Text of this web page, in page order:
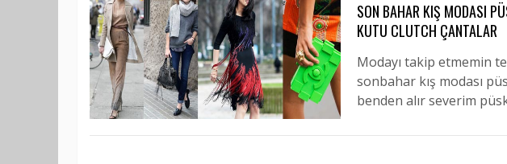
SON BAHAR KIŞ MODASI
KUTU CLUTCH ÇANTALAR
Modayı takip etmemin
sonbahar kış modası
benden alır severim